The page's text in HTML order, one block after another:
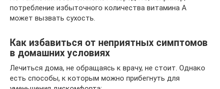
потребление избыточного количества витамина A
может вызвать сухость.
Как избавиться от неприятных симптомов
в домашних условиях
Лечиться дома, не обращаясь к врачу, не стоит. Однако
есть способы, к которым можно прибегнуть для